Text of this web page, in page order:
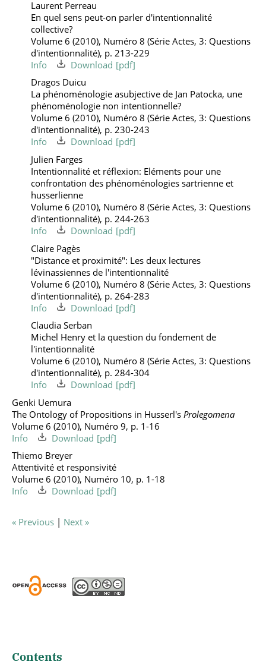
Laurent Perreau
En quel sens peut-on parler d'intentionnalité
collective?
Volume 6 (2010), Numéro 8 (Série Actes, 3: Questions
d'intentionnalité), p. 213-229
Info
Download
Dragos Duicu
La phénoménologie asubjective de Jan Patocka, une
phénoménologie non intentionnelle?
Volume 6 (2010), Numéro 8 (Série Actes, 3: Questions
d'intentionnalité), p. 230-243
Info
Download
Julien Farges
Intentionnalité et réflexion: Eléments pour une
confrontation des phénoménologies sartrienne et
husserlienne
Volume 6 (2010), Numéro 8 (Série Actes, 3: Questions
d'intentionnalité), p. 244-263
Info
Download
Claire Pagès
"Distance et proximité": Les deux lectures
lévinassiennes de l'intentionnalité
Volume 6 (2010), Numéro 8 (Série Actes, 3: Questions
d'intentionnalité), p. 264-283
Info
Download
Claudia Serban
Michel Henry et la question du fondement de
l'intentionnalité
Volume 6 (2010), Numéro 8 (Série Actes, 3: Questions
d'intentionnalité), p. 284-304
Info
Download
Genki Uemura
The Ontology of Propositions in Husserl's Prolegomena
Volume 6 (2010), Numéro 9, p. 1-16
Info
Download
Thiemo Breyer
Attentivité et responsivité
Volume 6 (2010), Numéro 10, p. 1-18
Info
Download
« Previous | Next »
Contents